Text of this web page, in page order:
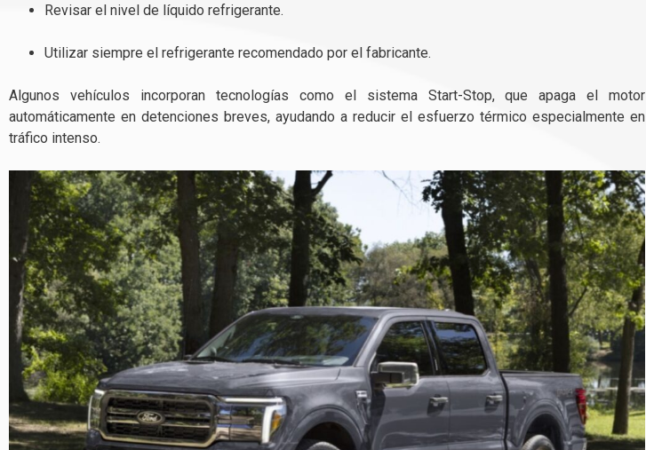
Revisar el nivel de líquido refrigerante.
Utilizar siempre el refrigerante recomendado por el fabricante.
Algunos vehículos incorporan tecnologías como el sistema Start-Stop, que apaga el motor
automáticamente en detenciones breves, ayudando a reducir el esfuerzo térmico especialmente en
tráfico intenso.